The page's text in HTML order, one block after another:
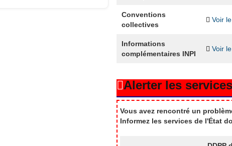
Conventions
collectives
Voir
Informations
complémentaires INPI
Voir
Alerter les
Vous avez rencontré un
Informez les services de l'État